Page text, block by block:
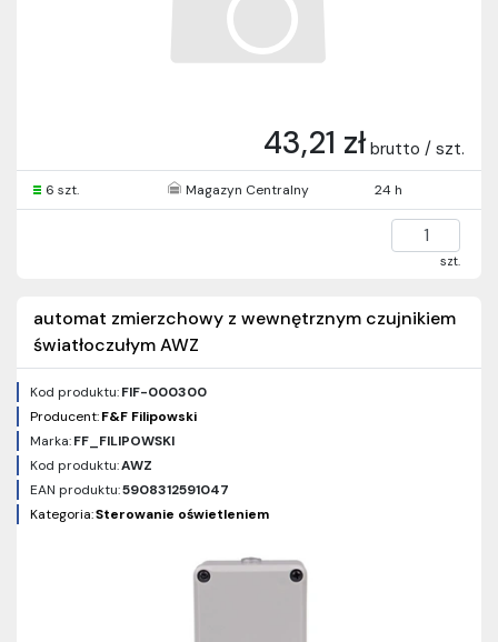
43,21 zł brutto / szt.
6 szt. Magazyn Centralny 24 h
szt.
automat zmierzchowy z wewnętrznym czujnikiem
światłoczułym AWZ
Kod produktu:FIF-000300
Producent:F&F Filipowski
Marka:FF_FILIPOWSKI
Kod produktu:AWZ
EAN produktu:5908312591047
Kategoria:Sterowanie oświetleniem